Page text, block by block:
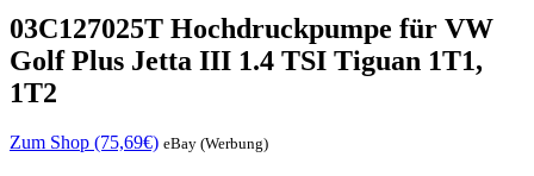
03C127025T Hochdruckpumpe für VW
Golf Plus Jetta III 1.4 TSI Tiguan 1T1,
1T2
Zum Shop (75,69€) eBay (Werbung)